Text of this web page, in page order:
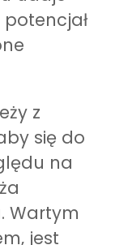
potencjał
z
się do
na
Wartym
jest